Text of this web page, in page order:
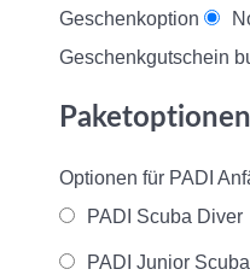
Geschenkoption
Geschenkgutschein
Paketoptionen
Optionen für PADI
PADI Scuba Diver
PADI Junior